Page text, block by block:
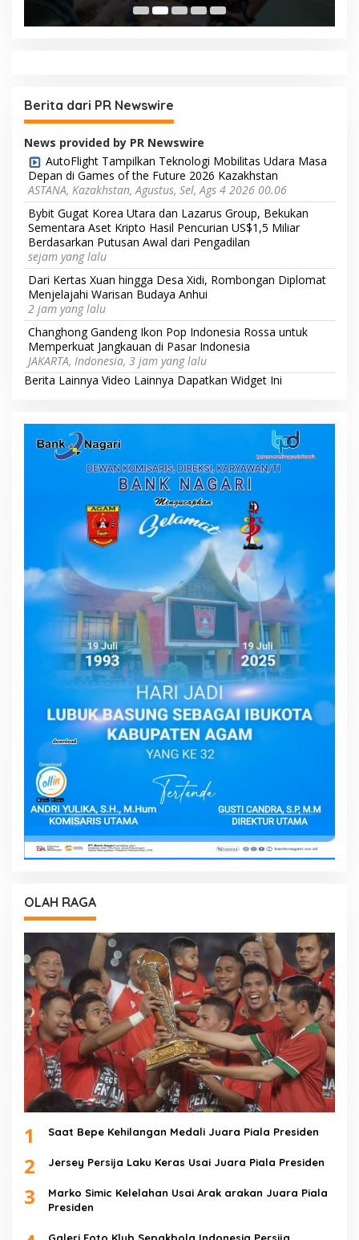
Berita dari PR Newswire
News provided by PR Newswire
AutoFlight Tampilkan Teknologi Mobilitas Udara Masa
Depan di Games of the Future 2026 Kazakhstan
ASTANA, Kazakhstan, Agustus, Sel, Ags 4 2026 00.06
Bybit Gugat Korea Utara dan Lazarus Group, Bekukan
Sementara Aset Kripto Hasil Pencurian US$1,5 Miliar
Berdasarkan Putusan Awal dari Pengadilan
sejam yang lalu
Dari Kertas Xuan hingga Desa Xidi, Rombongan Diplomat
Menjelajahi Warisan Budaya Anhui
2 jam yang lalu
Changhong Gandeng Ikon Pop Indonesia Rossa untuk
Memperkuat Jangkauan di Pasar Indonesia
JAKARTA, Indonesia, 3 jam yang lalu
Berita Lainnya Video Lainnya Dapatkan Widget Ini
OLAH RAGA
1 Saat Bepe Kehilangan Medali Juara Piala Presiden
2 Jersey Persija Laku Keras Usai Juara Piala Presiden
3
Marko Simic Kelelahan Usai Arak arakan Juara Piala
Presiden